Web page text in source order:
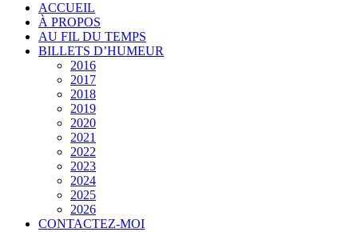
ACCUEIL
À PROPOS
AU FIL DU TEMPS
BILLETS D’HUMEUR
2016
2017
2018
2019
2020
2021
2022
2023
2024
2025
2026
CONTACTEZ-MOI